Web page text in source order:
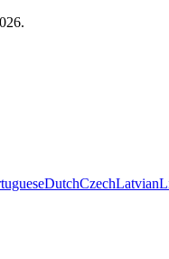
DutchCzechLatvian